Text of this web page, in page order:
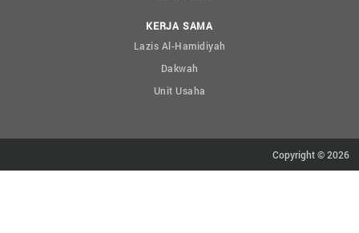
KERJA SAMA
Lazis Al-Hamidiyah
Dakwah
Unit Usaha
Copyright © 2026